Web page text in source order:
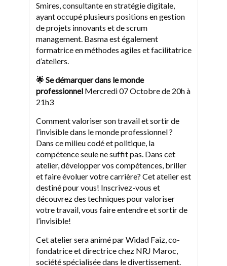
Smires, consultante en stratégie digitale,
ayant occupé plusieurs positions en gestion
de projets innovants et de scrum
management. Basma est également
formatrice en méthodes agiles et facilitatrice
d’ateliers.
🌟 Se démarquer dans le monde
professionnelMercredi 07 Octobre de 20h à
21h3
Comment valoriser son travail et sortir de
l’invisible dans le monde professionnel ?
Dans ce milieu codé et politique, la
compétence seule ne suffit pas. Dans cet
atelier, développer vos compétences, briller
et faire évoluer votre carrière? Cet atelier est
destiné pour vous! Inscrivez-vous et
découvrez des techniques pour valoriser
votre travail, vous faire entendre et sortir de
l’invisible!
Cet atelier sera animé par Widad Faiz, co-
fondatrice et directrice chez NRJ Maroc,
société spécialisée dans le divertissement.